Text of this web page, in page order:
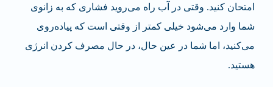
امتحان کنید. وقتی در آب راه می‌روید فشاری که به زانوی
شما وارد می‌شود خیلی کمتر از وقتی است که پیاده‌روی
می‌کنید، اما شما در عین حال، در حال مصرف کردن انرژی
هستید.